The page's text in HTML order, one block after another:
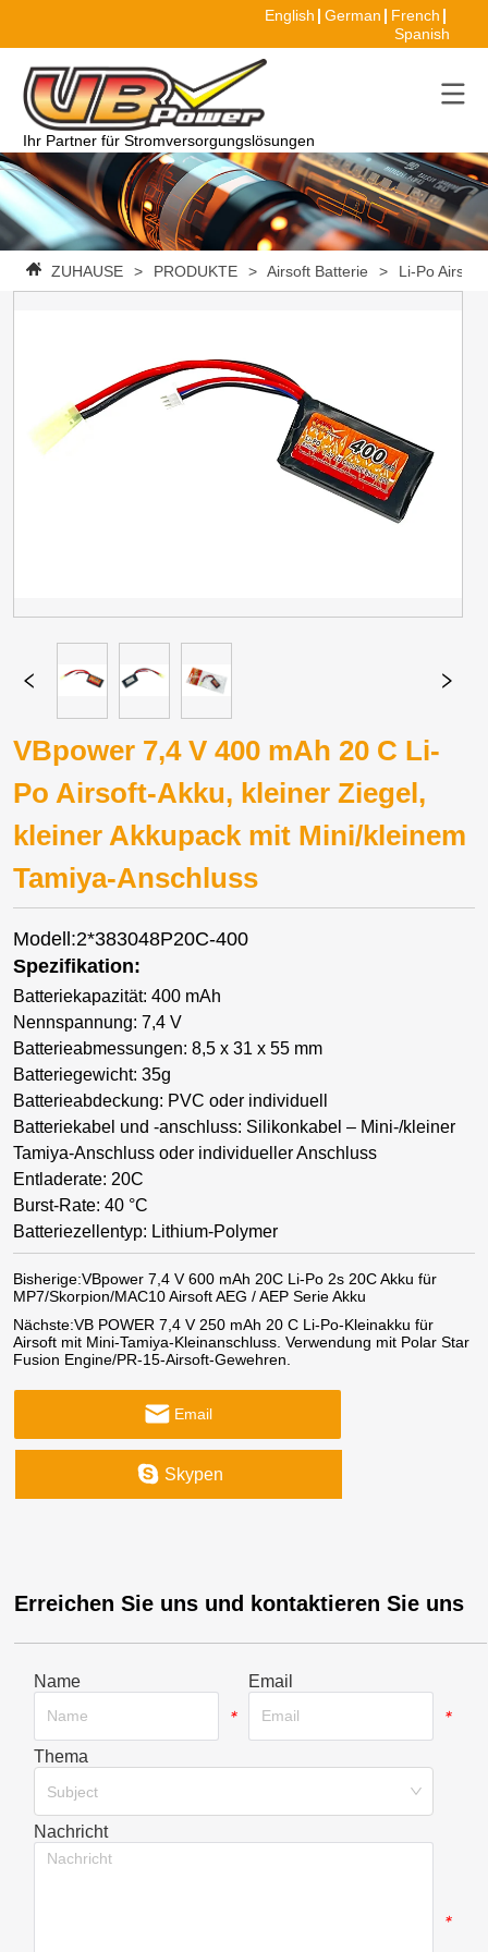
English German
French
Spanish
Ihr Partner für Stromversorgungslösungen
ZUHAUSE > PRODUKTE > Airsoft Batterie > Li-Po Airsoft
VBpower 7,4 V 400 mAh 20 C Li-
Po Airsoft-Akku, kleiner Ziegel,
kleiner Akkupack mit Mini/kleinem
Tamiya-Anschluss
Modell:2*383048P20C-400
Spezifikation:
Batteriekapazität: 400 mAh
Nennspannung: 7,4 V
Batterieabmessungen: 8,5 x 31 x 55 mm
Batteriegewicht: 35g
Batterieabdeckung: PVC oder individuell
Batteriekabel und -anschluss: Silikonkabel – Mini-/kleiner
Tamiya-Anschluss oder individueller Anschluss
Entladerate: 20C
Burst-Rate: 40 °C
Batteriezellentyp: Lithium-Polymer
Bisherige:VBpower 7,4 V 600 mAh 20C Li-Po 2s 20C Akku für
MP7/Skorpion/MAC10 Airsoft AEG / AEP Serie Akku
Nächste:VB POWER 7,4 V 250 mAh 20 C Li-Po-Kleinakku für
Airsoft mit Mini-Tamiya-Kleinanschluss. Verwendung mit Polar Star
Fusion Engine/PR-15-Airsoft-Gewehren.
Email
Skypen
Erreichen Sie uns und kontaktieren Sie uns
Name
*
Email
*
Thema
Subject
Nachricht
*